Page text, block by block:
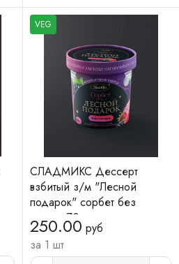
VEG
СЛАДМИКС Дессерт
взбитый з/м "Лесной
подарок" сорбет без
сахара 70гр
250.00 руб
за 1 шт